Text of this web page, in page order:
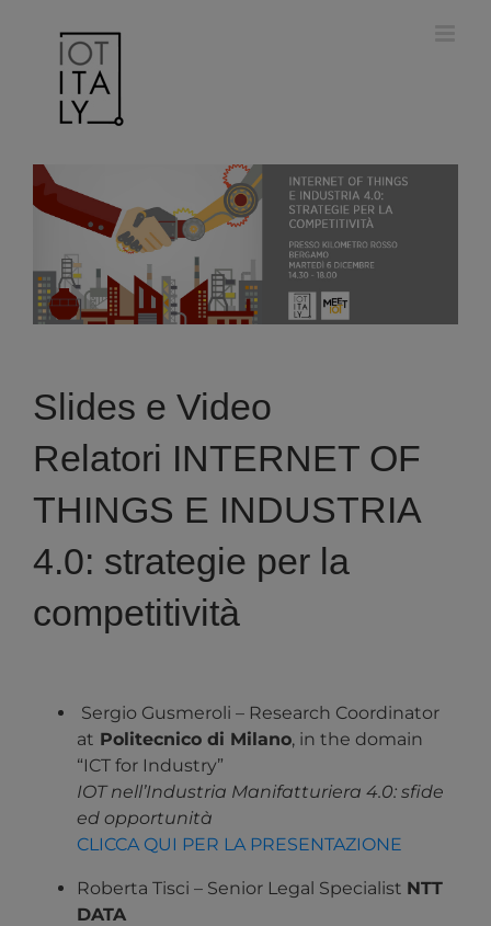
contenuto
Slides e Video
Relatori INTERNET OF
THINGS E INDUSTRIA
4.0: strategie per la
competitività
Sergio Gusmeroli – Research Coordinator
at Politecnico di Milano, in the domain
“ICT for Industry”
IOT nell’Industria Manifatturiera 4.0: sfide
ed opportunità
CLICCA QUI PER LA PRESENTAZIONE
Roberta Tisci – Senior Legal Specialist NTT
DATA